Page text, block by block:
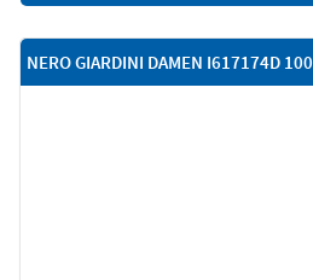
NERO GIARDINI DAMEN I617174D 100